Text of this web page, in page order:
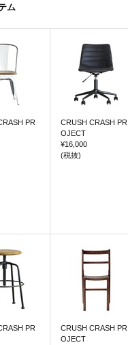
ム
PR
CRUSH CRASH PR
OJECT
¥16,000
(税抜)
PR
CRUSH CRASH PR
OJECT